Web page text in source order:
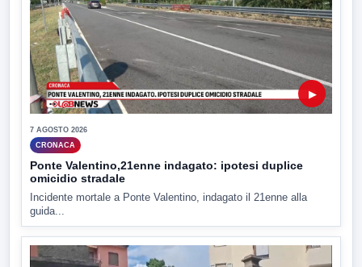
▶
7 AGOSTO 2026
CRONACA
Ponte Valentino,21enne indagato: ipotesi duplice
omicidio stradale
Incidente mortale a Ponte Valentino, indagato il 21enne alla
guida...